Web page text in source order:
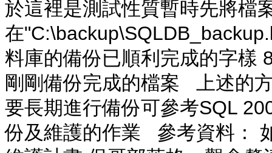
於這裡是測試性質暫時先將檔
在
料庫的備份已順利完成的字樣
剛剛備份完成的檔案 上述的
要長期進行備份可參考SQL
份及維護的作業 參考資料：